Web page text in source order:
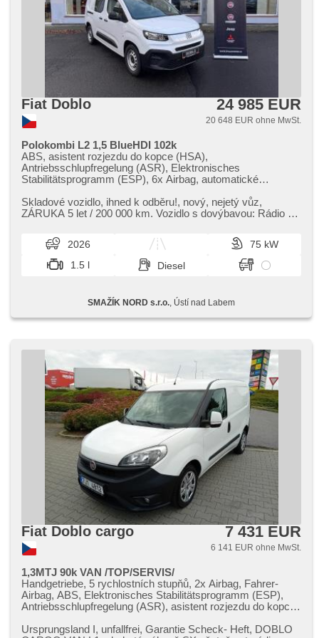
Fiat Doblo 24 985 EUR
20 648 EUR ohne MwSt.
Polokombi L2 1,5 BlueHDI 102k
ABS, asistent rozjezdu do kopce (HSA),
Antriebsschlupfregelung (ASR), Elektronisches
Stabilitätsprogramm (ESP), 6x Airbag, automatické
Funkfernbedienung, Zentralverriegelung, täglich Leuchten,
digitální přístrojový štít, Lenkrad einstellbar, El.
Wegfahrsperre, Klimaanlage, 6 Geschwindigkeitsgänge,
Handgetriebe, Notbremsung (PEBS), Bordcomputer,
Servolenkung, Außenthermometer, USB, Lichtsensor,
asistent jízdy v jízdním pruhu, Reifendrucksensor,
Nebelscheinwerfer, Scheibenwischersensor, plnohodnotné
rezervní kolo, Android Auto, Apple CarPlay, Autoradio
Skladové vozidlo,​ ihned k odběru!,​ nový,​ nejetý vůz,​
ZÁRUKA 5 let / 200 000 km. Vozidlo s dovýbavou: Rádio s
2026
75 kW
1.5 l
Diesel
SMAŽÍK NORD s.r.o. , Ústí nad Labem
Fiat Doblo cargo 7 431 EUR
6 141 EUR ohne MwSt.
1,3MTJ 90k VAN /TOP/SERVIS/
Handgetriebe, 5 rychlostních stupňů, 2x Airbag, Fahrer-
Airbag, ABS, Elektronisches Stabilitätsprogramm (ESP),
Antriebsschlupfregelung (ASR), asistent rozjezdu do kopce
Leuchten, erfüllt 'EURO V', Bordcomputer, Lenkrad
Ursprungsland I,​ unfallfrei,​ Garantie Scheck​- Heft,​ DOBLO